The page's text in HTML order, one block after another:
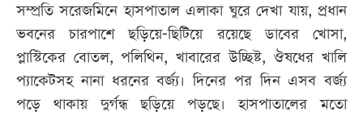
সম্প্রতি সরেজমিনে হাসপাতাল এলাকা ঘুরে দেখা যায়, প্রধান
ভবনের চারপাশে ছড়িয়ে-ছিটিয়ে রয়েছে ডাবের খোসা,
প্লাস্টিকের বোতল, পলিথিন, খাবারের উচ্ছিষ্ট, ঔষধের খালি
প্যাকেটসহ নানা ধরনের বর্জ্য। দিনের পর দিন এসব বর্জ্য
পড়ে থাকায় দুর্গন্ধ ছড়িয়ে পড়ছে। হাসপাতালের মতো